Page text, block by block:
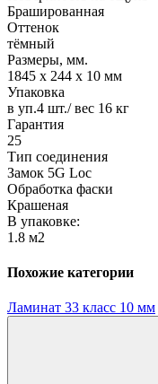
Брашированная
Оттенок
тёмный
Размеры, мм.
1845 х 244 х 10 мм
Упаковка
в уп.4 шт./ вес 16 кг
Гарантия
25
Тип соединения
Замок 5G Loc
Обработка фаски
Крашеная
В упаковке:
1.8 м2
Похожие категории
Ламинат 33 класс 10 мм